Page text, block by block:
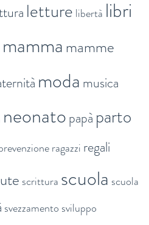
letture libertà libri
mamma mamme
moda musica
neonatopapà parto
ragazzi regali
scrittura scuola scuola
svezzamento sviluppo